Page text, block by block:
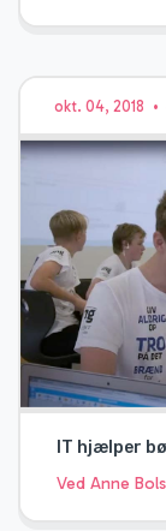
okt. 04, 2018 •
IT hjælper
Ved Anne